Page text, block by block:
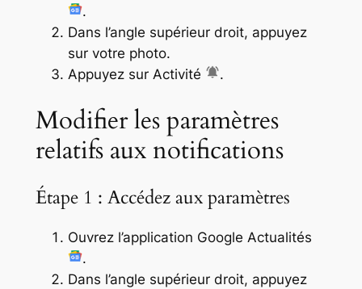
.
Dans l’angle supérieur droit, appuyez
sur votre photo.
Appuyez sur Activité
.
Modifier les paramètres
relatifs aux notifications
Étape 1 : Accédez aux paramètres
Ouvrez l’application Google Actualités
.
Dans l’angle supérieur droit, appuyez